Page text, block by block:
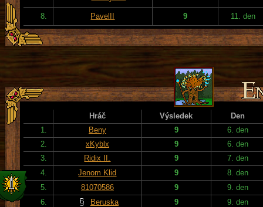
8. PavelII 9 11. den
Hráč Výsledek
Den
1.
Beny 9
6. den
2.
xKyblx 9
6. den
3.
Ridix II. 9
7. den
4.
Jenom Klid 9
8. den
5.
81070586 9
9. den
6.
Beruska 9
9. den